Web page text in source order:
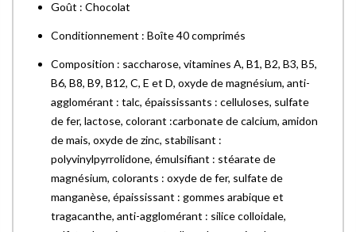
Goût : Chocolat
Conditionnement : Boîte 40 comprimés
Composition : saccharose, vitamines A, B1, B2, B3, B5,
B6, B8, B9, B12, C, E et D, oxyde de magnésium, anti-
agglomérant : talc, épaississants : celluloses, sulfate
de fer, lactose, colorant :carbonate de calcium, amidon
de mais, oxyde de zinc, stabilisant :
polyvinylpyrrolidone, émulsifiant : stéarate de
magnésium, colorants : oxyde de fer, sulfate de
manganèse, épaississant : gommes arabique et
tragacanthe, anti-agglomérant : silice colloidale,